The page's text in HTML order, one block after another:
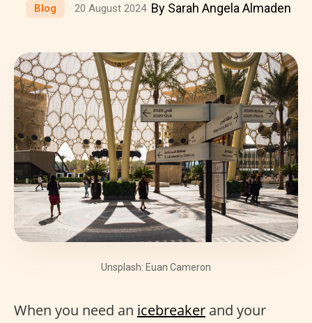
Blog 20 August 2024 By Sarah Angela Almaden
Unsplash: Euan Cameron
When you need an icebreaker and your